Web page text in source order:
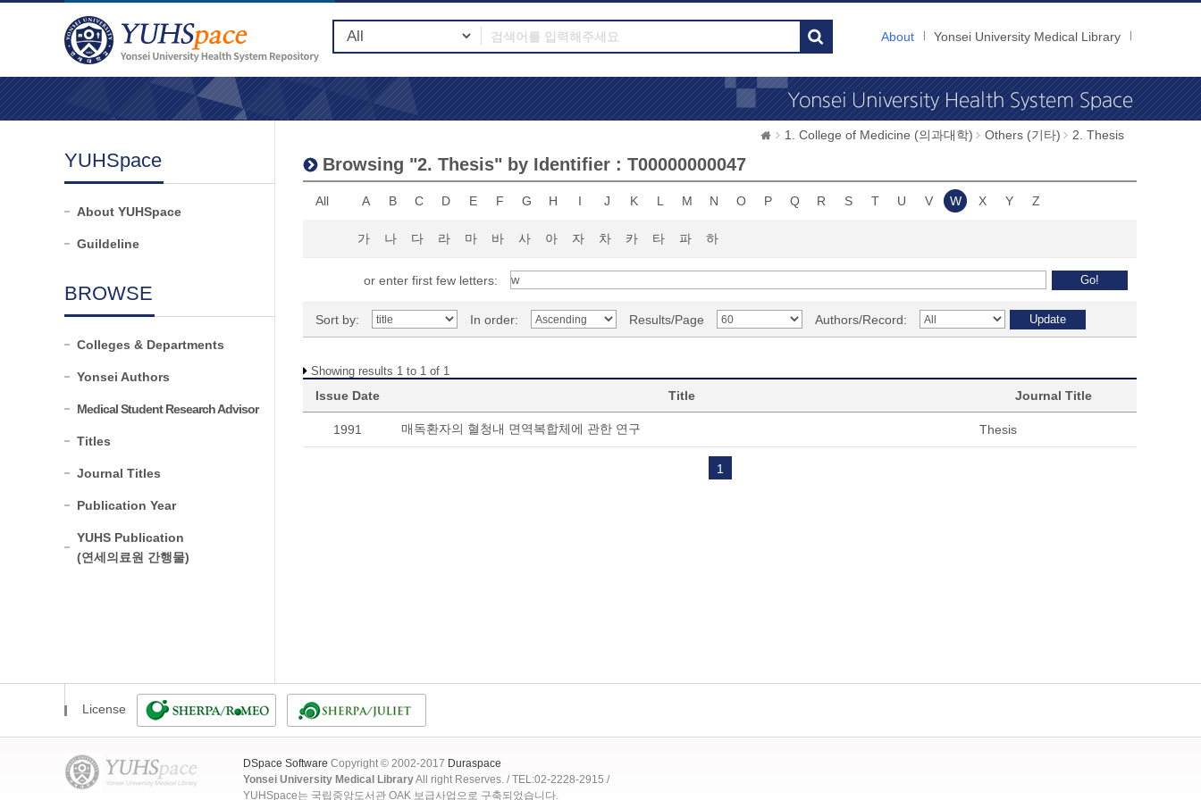
About Yonsei University Medical Library
YUHSpace
About YUHSpace
Guildeline
BROWSE
Colleges & Departments
Yonsei Authors
Medical Student Research Advisor
Titles
Journal Titles
Publication Year
YUHS Publication
(연세의료원 간행물)
1. College of Medicine (의과대학) Others (기타) 2. Thesis
Browsing "2. Thesis" by Identifier : T00000000047
All A B C D E F G H I J K L M N O P Q R S T U V W X Y Z
가 나 다 라 마 바 사 아 자 차 카 타 파 하
or enter first few letters:
Sort by: In order: Results/Page Authors/Record:
Showing results 1 to 1 of 1
Issue Date Title Journal Title
1991 매독환자의 혈청내 면역복합체에 관한 연구 Thesis
1
License
DSpace Software Copyright © 2002-2017 Duraspace
Yonsei University Medical LibraryAll right Reserves. / TEL:02-2228-2915 /
YUHSpace는 국립중앙도서관 OAK 보급사업으로 구축되었습니다.